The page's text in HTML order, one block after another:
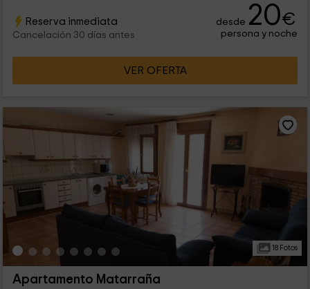
Reserva inmediata
Cancelación 30 días antes
desde 20€
persona y noche
VER OFERTA
18 Fotos
Apartamento Matarraña